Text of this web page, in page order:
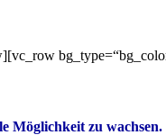
Möglichkeit zu wachsen.